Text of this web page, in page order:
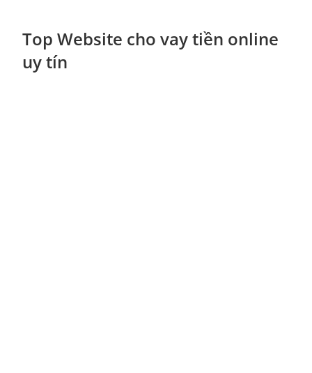
Top Website cho vay tiền online
uy tín